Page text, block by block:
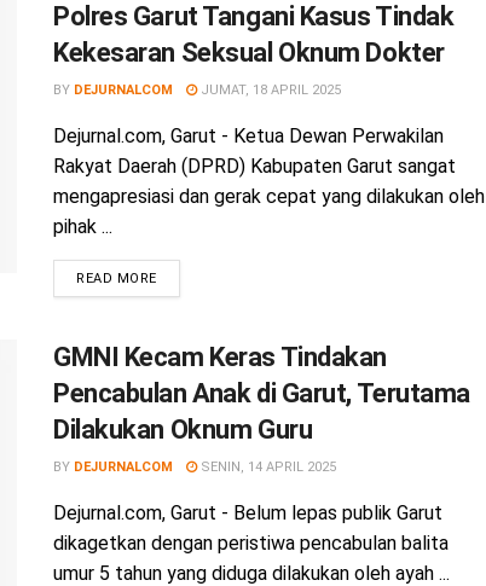
Polres Garut Tangani Kasus Tindak
Kekesaran Seksual Oknum Dokter
BY DEJURNALCOM JUMAT, 18 APRIL 2025
Dejurnal.com, Garut - Ketua Dewan Perwakilan
Rakyat Daerah (DPRD) Kabupaten Garut sangat
mengapresiasi dan gerak cepat yang dilakukan oleh
pihak ...
READ MORE
GMNI Kecam Keras Tindakan
Pencabulan Anak di Garut, Terutama
Dilakukan Oknum Guru
BY DEJURNALCOM SENIN, 14 APRIL 2025
Dejurnal.com, Garut - Belum lepas publik Garut
dikagetkan dengan peristiwa pencabulan balita
umur 5 tahun yang diduga dilakukan oleh ayah ...